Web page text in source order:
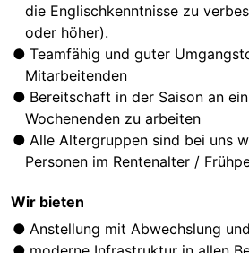
die Englischkenntnisse zu
oder höher).
Teamfähig und guter
Mitarbeitenden
Bereitschaft in der Saison an
Wochenenden zu arbeiten
Alle Altergruppen sind bei uns
Personen im Rentenalter /
Wir bieten
Anstellung mit Abwechslung